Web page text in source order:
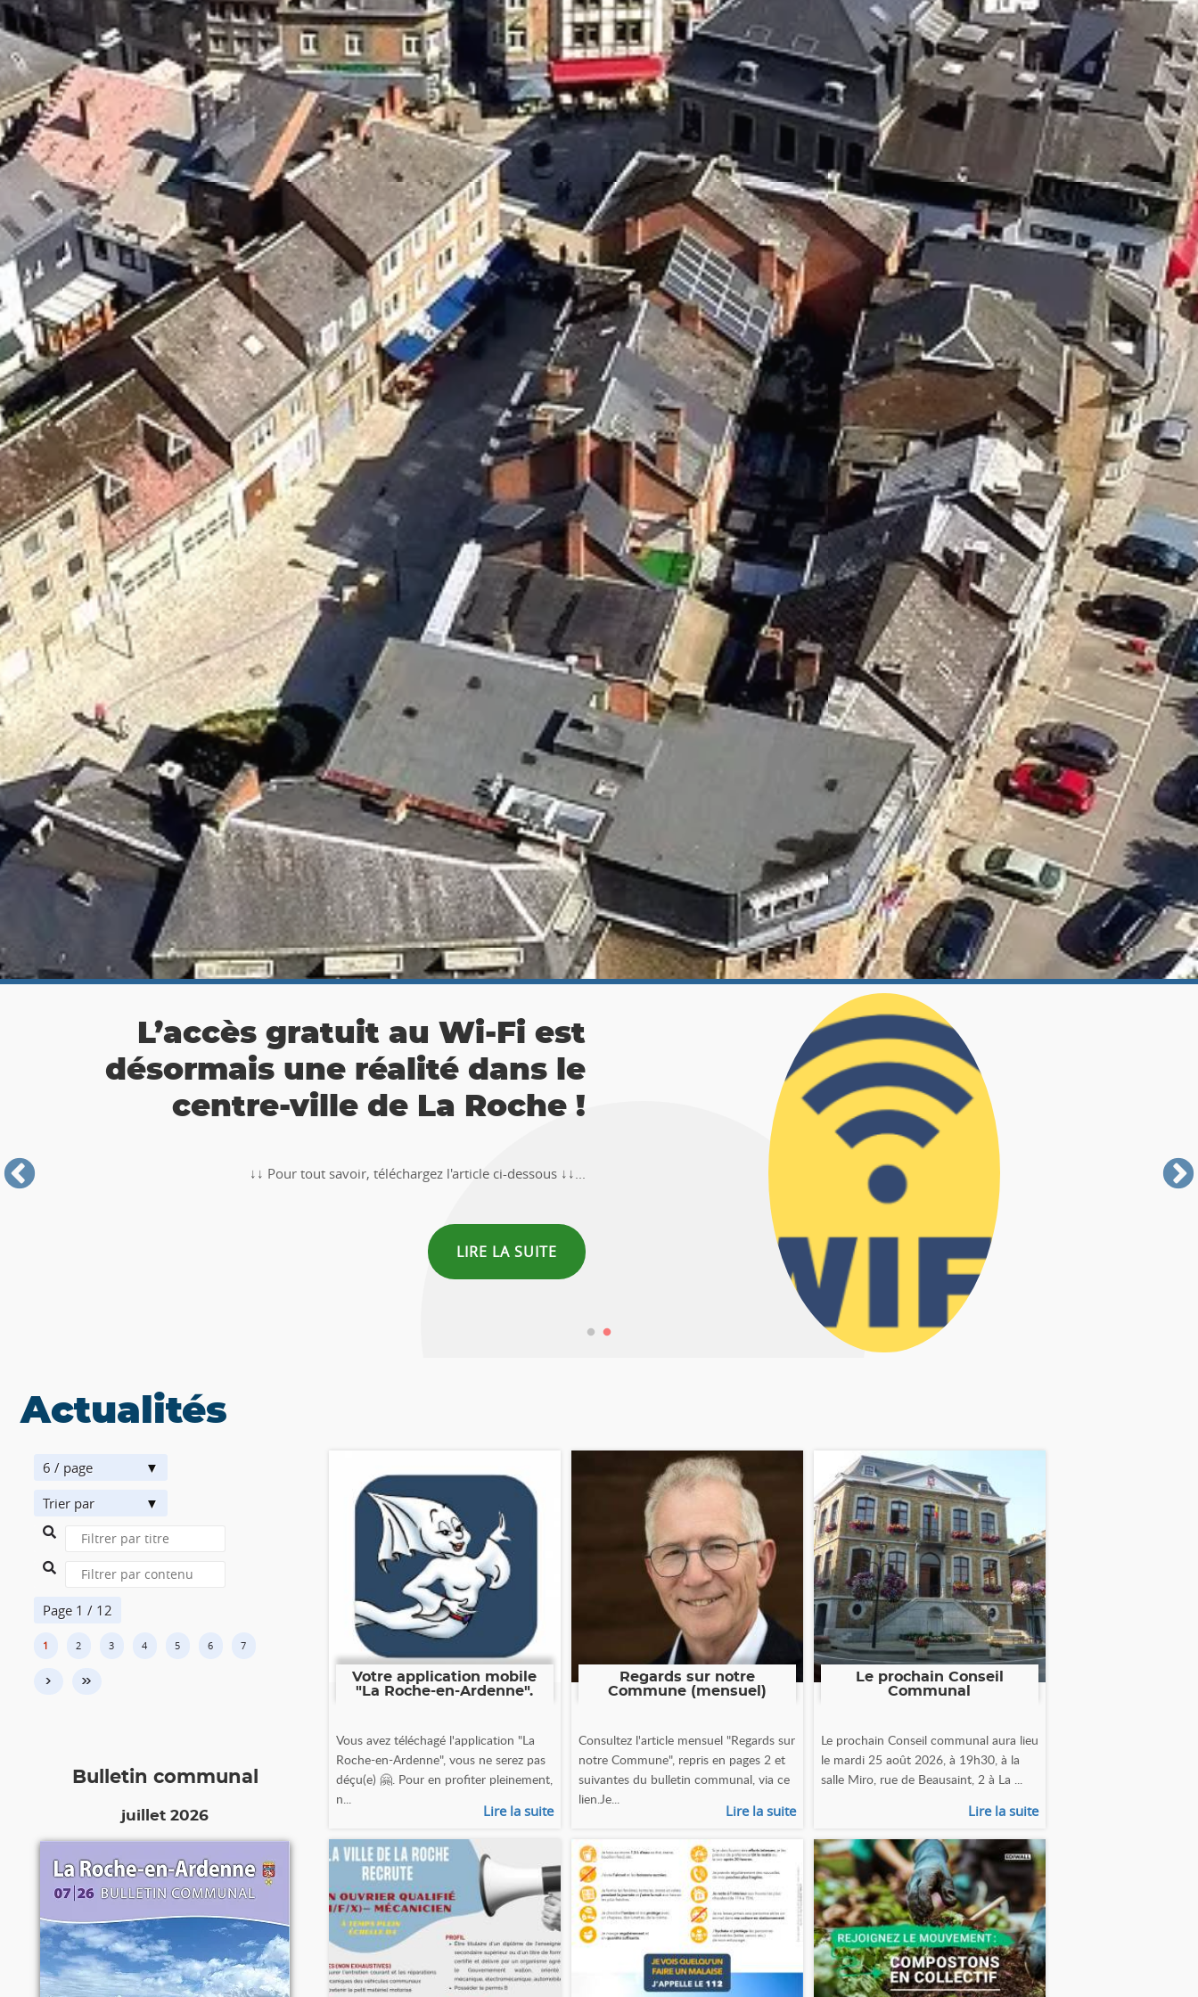
👉 Balade Totemus à La Roche :
Partez à la chasse au trésor 🚶‍♀🚶‍♂
Actualités
6 / page
Trier par
Page 1 / 12
1 2 3 4 5 6 7
› »
Bulletin communal
juillet 2026
Votre application mobile
"La Roche-en-Ardenne".
Vous avez téléchagé l'application "La
Roche-en-Ardenne", vous ne serez pas
déçu(e) 🤗. Pour en profiter pleinement,
n...
Lire la suite
Regards sur notre
Commune (mensuel)
Consultez l'article mensuel "Regards sur
notre Commune", repris en pages 2 et
suivantes du bulletin communal, via ce
lien.Je...
Lire la suite
Le prochain Conseil
Communal
Le prochain Conseil communal aura lieu
le mardi 25 août 2026, à 19h30, à la
salle Miro, rue de Beausaint, 2 à La ...
Lire la suite